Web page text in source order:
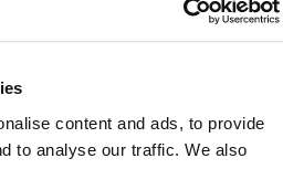
content and ads, to provide
to analyse our traffic. We also